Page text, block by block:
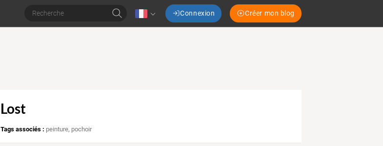
Connexion Créer mon blog
Lost
Tags associés : peinture, pochoir